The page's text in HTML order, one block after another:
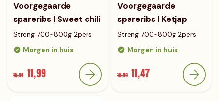
Voorgegaarde
spareribs | Sweet chili
Streng 700~800g 2pers
Morgen in huis
15,99 11,99
Voorgegaarde
spareribs | Ketjap
Streng 700~800g 2pers
Morgen in huis
15,99 11,47